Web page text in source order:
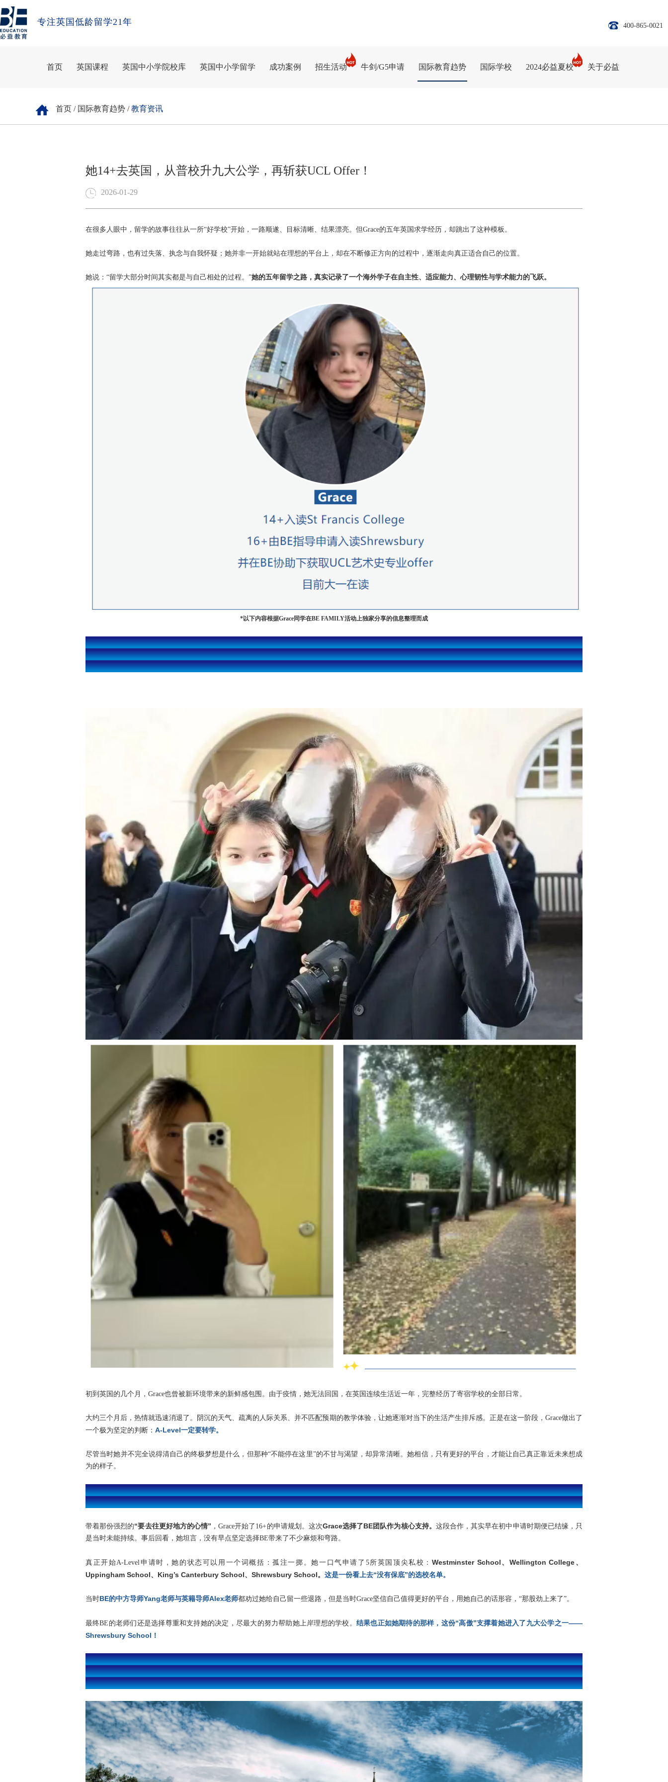
专注英国低龄留学21年 400-865-0021
首页 英国课程 英国中小学院校库 英国中小学留学 成功案例 招生活动 牛剑/G5申请 国际教育趋势 国际学校 2024必益夏校 关于必益
首页 / 国际教育趋势 /教育资讯
她14+去英国，从普校升九大公学，再斩获UCL Offer！
2026-01-29
在很多人眼中，留学的故事往往从一所“好学校”开始，一路顺遂、目标清晰、结果漂亮。但Grace的五年英国求学经历，却跳出了这种模板。
她走过弯路，也有过失落、执念与自我怀疑；她并非一开始就站在理想的平台上，却在不断修正方向的过程中，逐渐走向真正适合自己的位置。
她说：“留学大部分时间其实都是与自己相处的过程。”她的五年留学之路，真实记录了一个海外学子在自主性、适应能力、心理韧性与学术能力的飞跃。
*以下内容根据Grace同学在BE FAMILY活动上独家分享的信息整理而成
01
14+“逆规划”出国
遭遇理想滑铁卢
初到英国的几个月，Grace也曾被新环境带来的新鲜感包围。由于疫情，她无法回国，在英国连续生活近一年，完整经历了寄宿学校的全部日常。
大约三个月后，热情就迅速消退了。阴沉的天气、疏离的人际关系、并不匹配预期的教学体验，让她逐渐对当下的生活产生排斥感。正是在这一阶段，Grace做出了
一个极为坚定的判断： A-Level一定要转学。
尽管当时她并不完全说得清自己的终极梦想是什么，但那种“不能停在这里”的不甘与渴望，却异常清晰。她相信，只有更好的平台，才能让自己真正靠近未来想成
为的样子。
02
一份“没有保底”的16+选校清单
带着那份强烈的“要去往更好地方的心情” ，Grace开始了16+的申请规划。这次Grace选择了BE团队作为核心支持。 这段合作，其实早在初中申请时期便已结缘，只
是当时未能持续。事后回看，她坦言，没有早点坚定选择BE带来了不少麻烦和弯路。
真正开始A-Level申请时，她的状态可以用一个词概括：孤注一掷。她一口气申请了5所英国顶尖私校： Westminster School、Wellington College、
Uppingham School、King’s Canterbury School、 Shrewsbury School。 这是一份看上去“没有保底”的选校名单。
当时BE的中方导师Yang老师与英籍导师Alex老师都劝过她给自己留一些退路，但是当时Grace坚信自己值得更好的平台，用她自己的话形容，“那股劲上来了”。
最终BE的老师们还是选择尊重和支持她的决定，尽最大的努力帮助她上岸理想的学校。 结果也正如她期待的那样，这份“高傲”支撑着她进入了九大公学之一——
Shrewsbury School！
02
Sixth Form羽翼渐丰
邂逅最爱的艺术史